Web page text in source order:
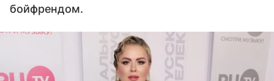
бойфрендом.